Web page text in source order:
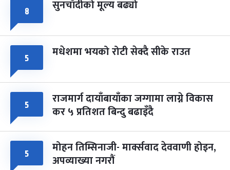
८ सुनचाँदीको मूल्य बढ्यो
५ मधेशमा भयको रोटी सेक्दै सीके राउत
५ राजमार्ग दायाँबायाँका जग्गामा लाग्ने विकास
कर ५ प्रतिशत बिन्दु बढाइँदै
५ मोहन तिम्सिनाजी- मार्क्सवाद देववाणी होइन,
अपव्याख्या नगरौं